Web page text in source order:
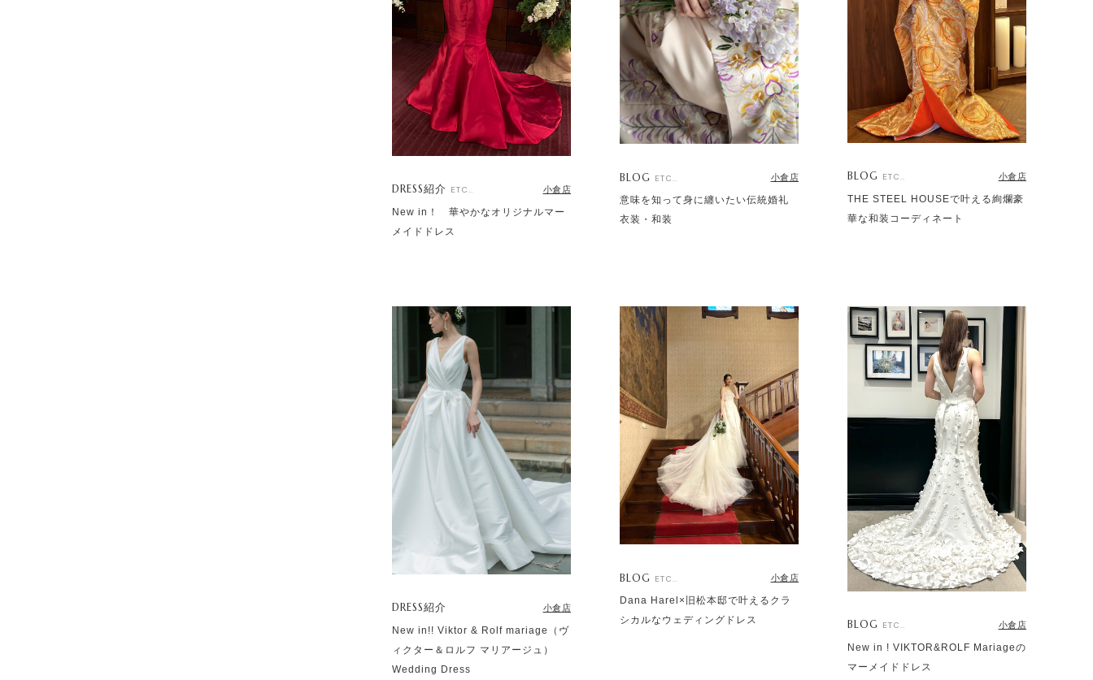
DRESS紹介 ETC.. 小倉店
New in！ 華やかなオリジナルマー
メイドドレス
BLOG ETC.. 小倉店
意味を知って身に纏いたい伝統婚礼
衣装・和装
BLOG ETC.. 小倉店
THE STEEL HOUSEで叶える絢爛豪
華な和装コーディネート
DRESS紹介 小倉店
New in!! Viktor & Rolf mariage（ヴ
ィクター＆ロルフ マリアージュ）
Wedding Dress
BLOG ETC.. 小倉店
Dana Harel×旧松本邸で叶えるクラ
シカルなウェディングドレス
BLOG ETC.. 小倉店
New in ! VIKTOR&ROLF Mariageの
マーメイドドレス